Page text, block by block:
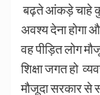
बढ़ते आंकड़े चाहे
अवश्य देना होगा
वह पीड़ित लोग
शिक्षा जगत हो
मौजूदा सरकार से